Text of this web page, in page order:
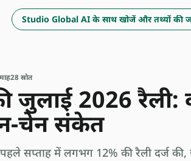
Studio Global AI के साथ खोजें और तथ्यों की
28 स्रोत
जुलाई 2026 रैली:
चेन संकेत
सप्ताह में लगभग 12% की रैली दर्ज